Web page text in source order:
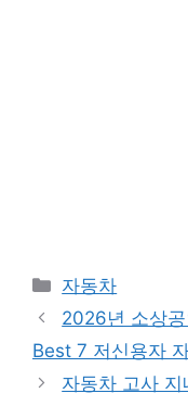
카
테
리
자동차
2026년 소상
Best 7 저신용자
자동차 고사